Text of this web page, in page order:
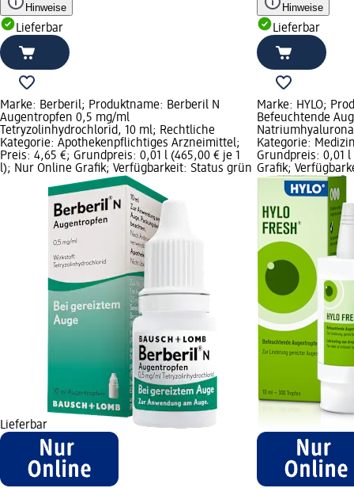
Hinweise
Lieferbar
Hinweise
Lieferbar
Marke: Berberil; Produktname: Berberil N
Augentropfen 0,5 mg/ml
Tetryzolinhydrochlorid, 10 ml; Rechtliche
Kategorie: Apothekenpflichtiges Arzneimittel;
Preis: 4,65 €; Grundpreis: 0,01 l (465,00 € je 1
l); Nur Online Grafik; Verfügbarkeit: Status grün
Lieferbar
Marke: HYLO;
Befeuchtende
Kategorie:
Grundpreis: 0,01
Grafik;